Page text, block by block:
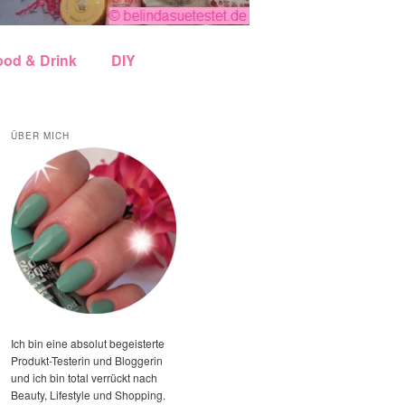
& Drink DIY
ÜBER MICH
Ich bin eine absolut begeisterte
Produkt-Testerin und Bloggerin
und ich bin total verrückt nach
Beauty, Lifestyle und Shopping.